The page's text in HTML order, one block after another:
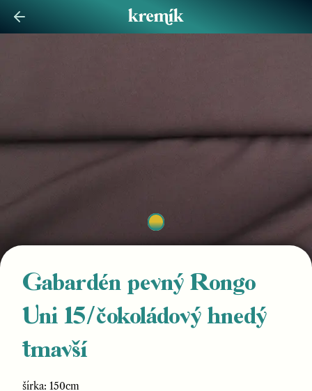
Gabardén pevný Rongo
Uni 15/čokoládový hnedý
tmavší
šírka: 150cm